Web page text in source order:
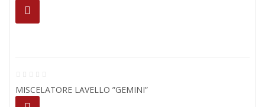
MISCELATORE LAVELLO ”GEMINI”